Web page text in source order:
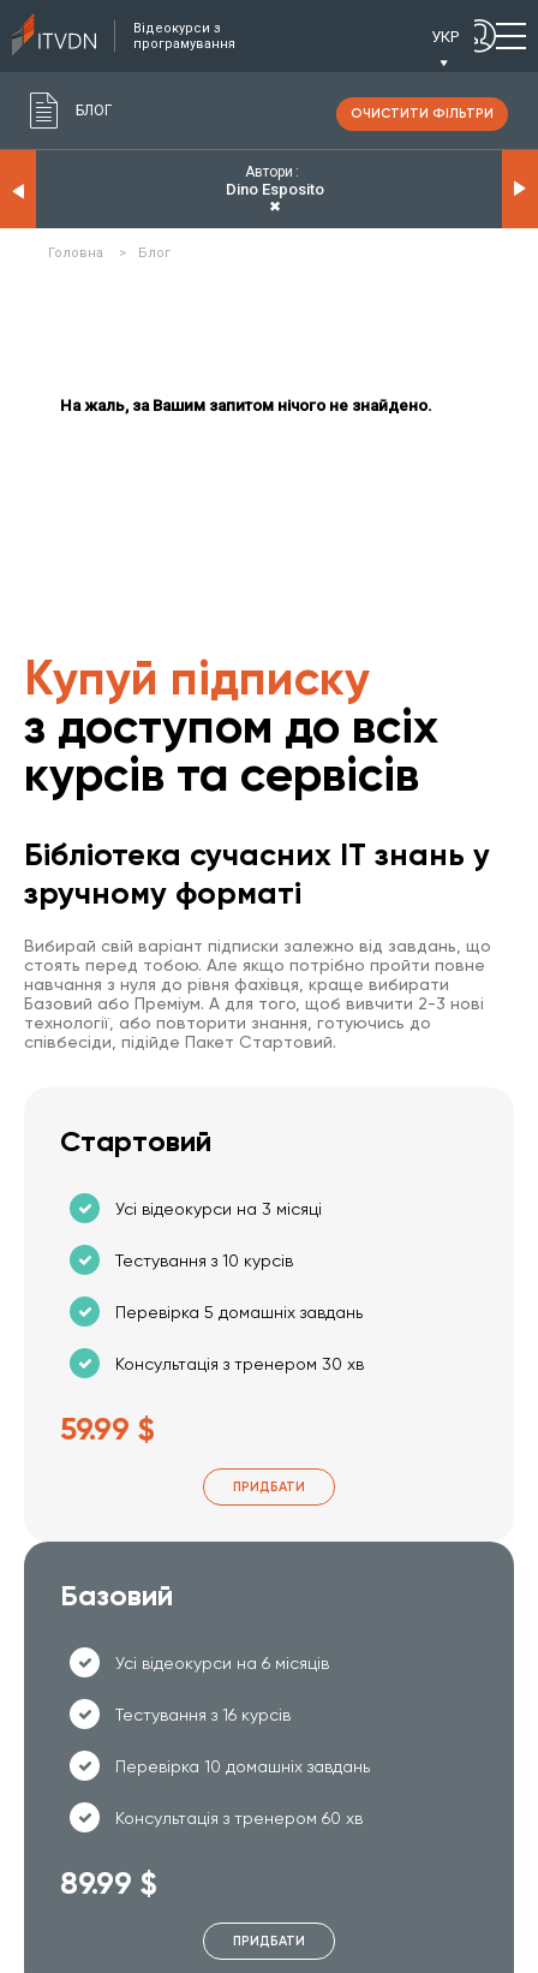
Відеокурси з
програмування
УКР
БЛОГ ОЧИСТИТИ ФІЛЬТРИ
Автори
Dino Esposito
✖
Головна > Блог
На жаль, за Вашим запитом нічого не знайдено.
Купуй підписку
з доступом до всіх
курсів та сервісів
Бібліотека сучасних IT знань у
зручному форматі
Вибирай свій варіант підписки залежно від завдань, що
стоять перед тобою. Але якщо потрібно пройти повне
навчання з нуля до рівня фахівця, краще вибирати
Базовий або Преміум. А для того, щоб вивчити 2-3 нові
технології, або повторити знання, готуючись до
співбесіди, підійде Пакет Стартовий.
Стартовий
Усі відеокурси на 3 місяці
Тестування з 10 курсів
Перевірка 5 домашніх завдань
Консультація з тренером 30 хв
59.99 $
ПРИДБАТИ
Базовий
Усі відеокурси на 6 місяців
Тестування з 16 курсів
Перевірка 10 домашніх завдань
Консультація з тренером 60 хв
89.99 $
ПРИДБАТИ